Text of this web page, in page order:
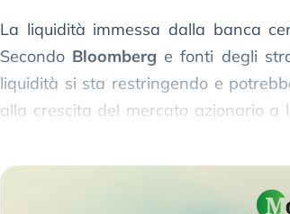
La liquidità immessa dalla banca
Secondo Bloomberg e fonti degli
liquidità si sta restringendo e
alla crescita del mercato azionario a